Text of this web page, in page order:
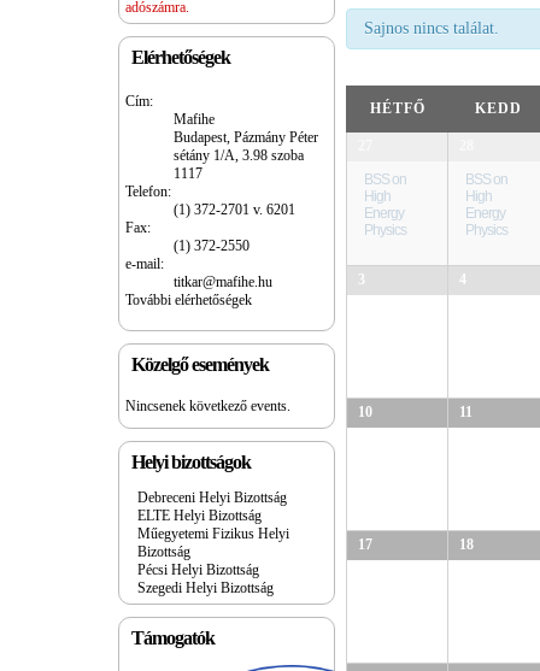
adószámra.
Elérhetőségek
Cím:
Mafihe
Budapest, Pázmány Péter
sétány 1/A, 3.98 szoba
1117
Telefon:
(1) 372-2701 v. 6201
Fax:
(1) 372-2550
e-mail:
titkar@mafihe.hu
További elérhetőségek
Közelgő események
Nincsenek következő events.
Helyi bizottságok
Debreceni Helyi Bizottság
ELTE Helyi Bizottság
Műegyetemi Fizikus Helyi
Bizottság
Pécsi Helyi Bizottság
Szegedi Helyi Bizottság
Támogatók
Sajnos nincs találat.
Hónap
navigáció
naptárban
HÉTFŐ KEDD
BSS on
High
Energy
Physics
BSS on
High
Energy
Physics
3 4
10 11
17 18